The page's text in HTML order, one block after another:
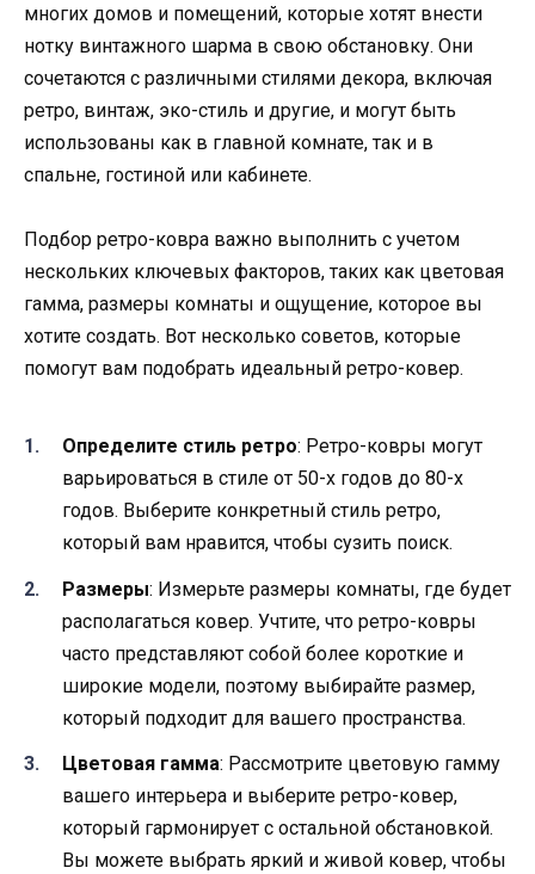
многих домов и помещений, которые хотят внести
нотку винтажного шарма в свою обстановку. Они
сочетаются с различными стилями декора, включая
ретро, винтаж, эко-стиль и другие, и могут быть
использованы как в главной комнате, так и в
спальне, гостиной или кабинете.
Подбор ретро-ковра важно выполнить с учетом
нескольких ключевых факторов, таких как цветовая
гамма, размеры комнаты и ощущение, которое вы
хотите создать. Вот несколько советов, которые
помогут вам подобрать идеальный ретро-ковер.
Определите стиль ретро: Ретро-ковры могут
варьироваться в стиле от 50-х годов до 80-х
годов. Выберите конкретный стиль ретро,
который вам нравится, чтобы сузить поиск.
Размеры: Измерьте размеры комнаты, где будет
располагаться ковер. Учтите, что ретро-ковры
часто представляют собой более короткие и
широкие модели, поэтому выбирайте размер,
который подходит для вашего пространства.
Цветовая гамма: Рассмотрите цветовую гамму
вашего интерьера и выберите ретро-ковер,
который гармонирует с остальной обстановкой.
Вы можете выбрать яркий и живой ковер, чтобы